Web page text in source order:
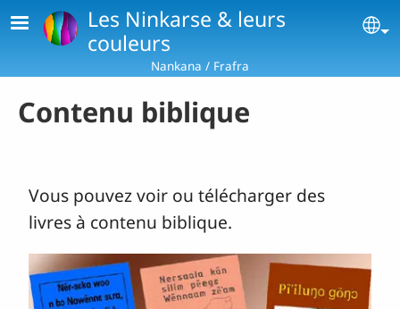
Aller au contenu principal
Les Ninkarse & leurs
couleurs
Nankana / Frafra
Contenu biblique
Vous pouvez voir ou télécharger des
livres à contenu biblique.